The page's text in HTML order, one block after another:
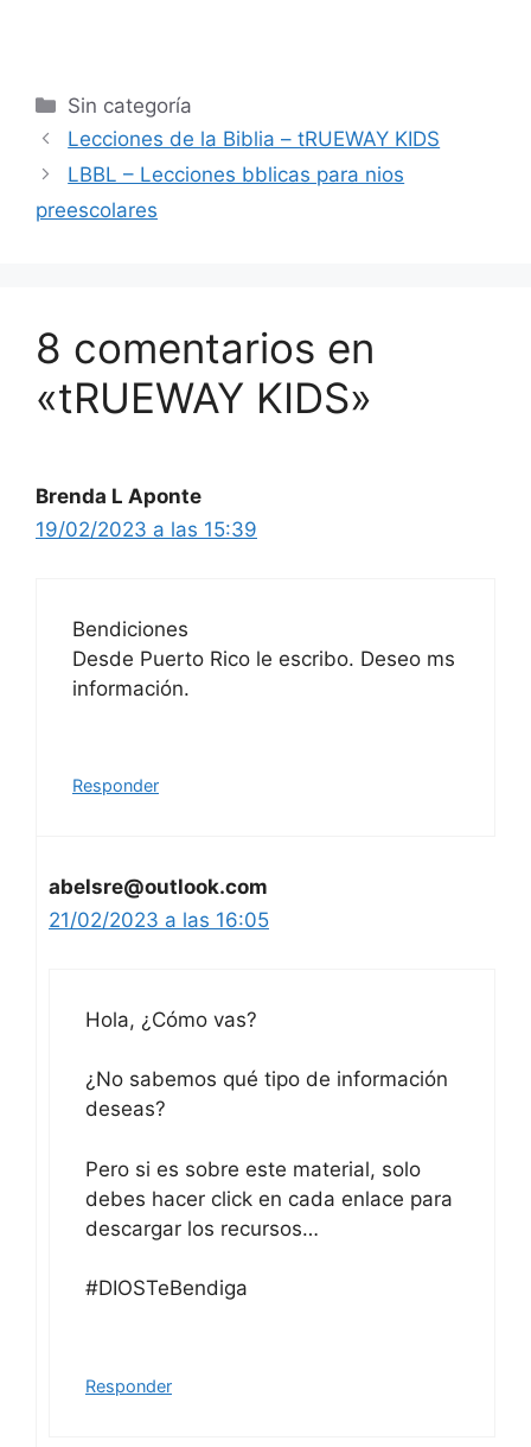
Sin categoría
Lecciones de la Biblia – tRUEWAY KIDS
LBBL – Lecciones bblicas para nios
preescolares
8 comentarios en
«tRUEWAY KIDS»
Brenda L Aponte
19/02/2023 a las 15:39
Bendiciones
Desde Puerto Rico le escribo. Deseo ms
información.
Responder
abelsre@outlook.com
21/02/2023 a las 16:05
Hola, ¿Cómo vas?
¿No sabemos qué tipo de información
deseas?
Pero si es sobre este material, solo
debes hacer click en cada enlace para
descargar los recursos…
#DIOSTeBendiga
Responder